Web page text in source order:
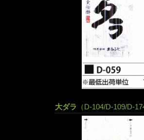
大ダラ （D-104/D-109/D-